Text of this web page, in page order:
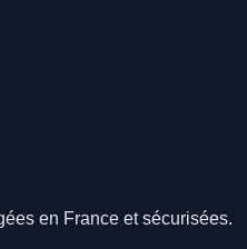
en France et sécurisées.